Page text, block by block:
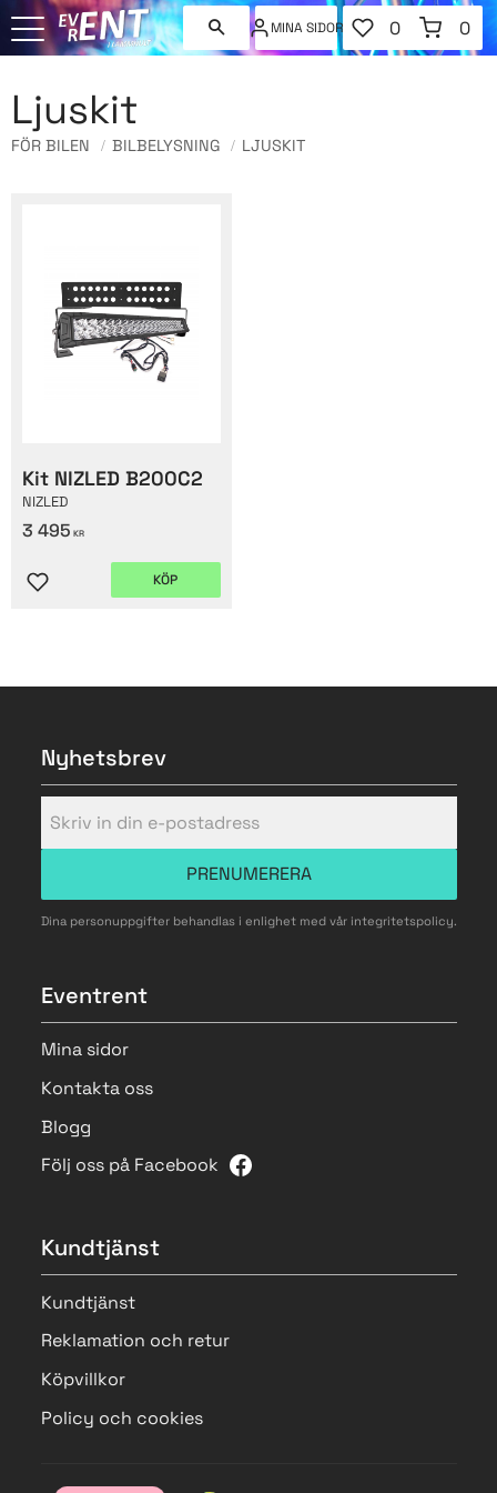
MINA SIDOR
FAVORITER
ANTAL
0
KUNDVAGN
0
Ljuskit
FÖR BILEN BILBELYSNING LJUSKIT
Kit NIZLED B200C2
NIZLED
3 495 KR
Lägg till i favoriter
KÖP
Nyhetsbrev
PRENUMERERA
Dina personuppgifter behandlas i enlighet med vår integritetspolicy.
Eventrent
Mina sidor
Kontakta oss
Blogg
Följ oss på Facebook
Kundtjänst
Kundtjänst
Reklamation och retur
Köpvillkor
Policy och cookies